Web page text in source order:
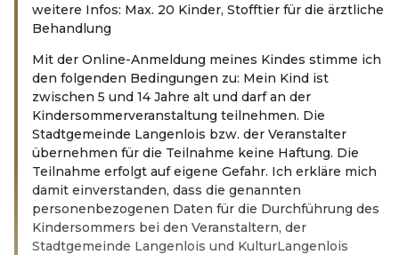
weitere Infos: Max. 20 Kinder, Stofftier für die ärztliche
Behandlung
Mit der Online-Anmeldung meines Kindes stimme ich
den folgenden Bedingungen zu: Mein Kind ist
zwischen 5 und 14 Jahre alt und darf an der
Kindersommerveranstaltung teilnehmen. Die
Stadtgemeinde Langenlois bzw. der Veranstalter
übernehmen für die Teilnahme keine Haftung. Die
Teilnahme erfolgt auf eigene Gefahr. Ich erkläre mich
damit einverstanden, dass die genannten
personenbezogenen Daten für die Durchführung des
Kindersommers bei den Veranstaltern, der
Stadtgemeinde Langenlois und KulturLangenlois